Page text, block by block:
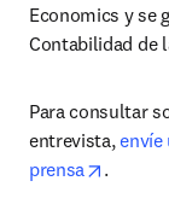
Economics y se
Contabilidad de
Para consultar
entrevista, envíe
prensa
opens
.